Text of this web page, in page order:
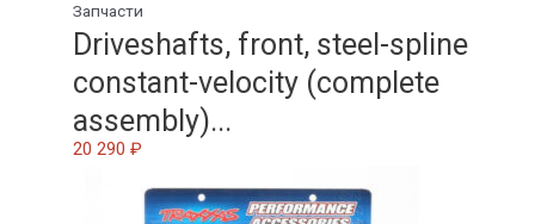
Запчасти
Driveshafts, front, steel-spline
constant-velocity (complete
assembly)...
20 290₽